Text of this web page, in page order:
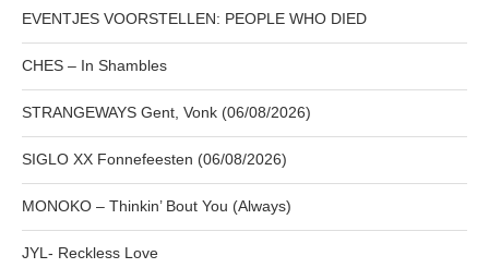
EVENTJES VOORSTELLEN: PEOPLE WHO DIED
CHES – In Shambles
STRANGEWAYS Gent, Vonk (06/08/2026)
SIGLO XX Fonnefeesten (06/08/2026)
MONOKO – Thinkin’ Bout You (Always)
JYL- Reckless Love